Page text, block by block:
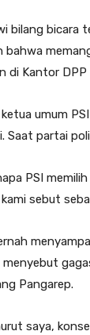
bilang bicara
di Kantor
umum
Saat partai
PSI
sebut
Pangarep.
saya,